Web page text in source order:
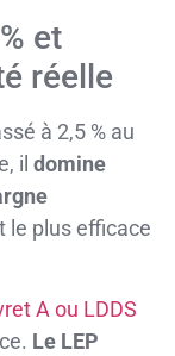
et
réelle
à 2,5 % au
il domine
le plus efficace
A ou LDDS
Le LEP